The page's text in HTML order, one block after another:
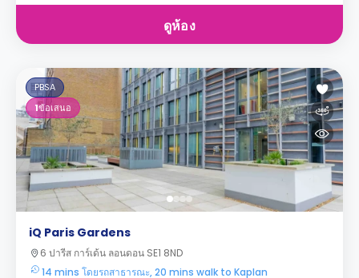
ดูห้อง
PBSA
1ข้อเสนอ
iQ Paris Gardens
6 ปารีส การ์เด้น ลอนดอน SE1 8ND
14 mins โดยรถสาธารณะ, 20 mins walk to Kaplan